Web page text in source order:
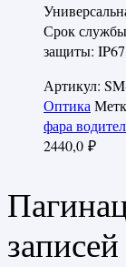
Срок
защиты:
Артикул:
Оптика
фара
2440,0 ₽
записей